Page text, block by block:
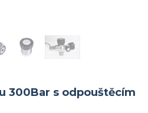
300Bar s odpouštěcím